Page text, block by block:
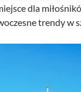
dla
trendy w